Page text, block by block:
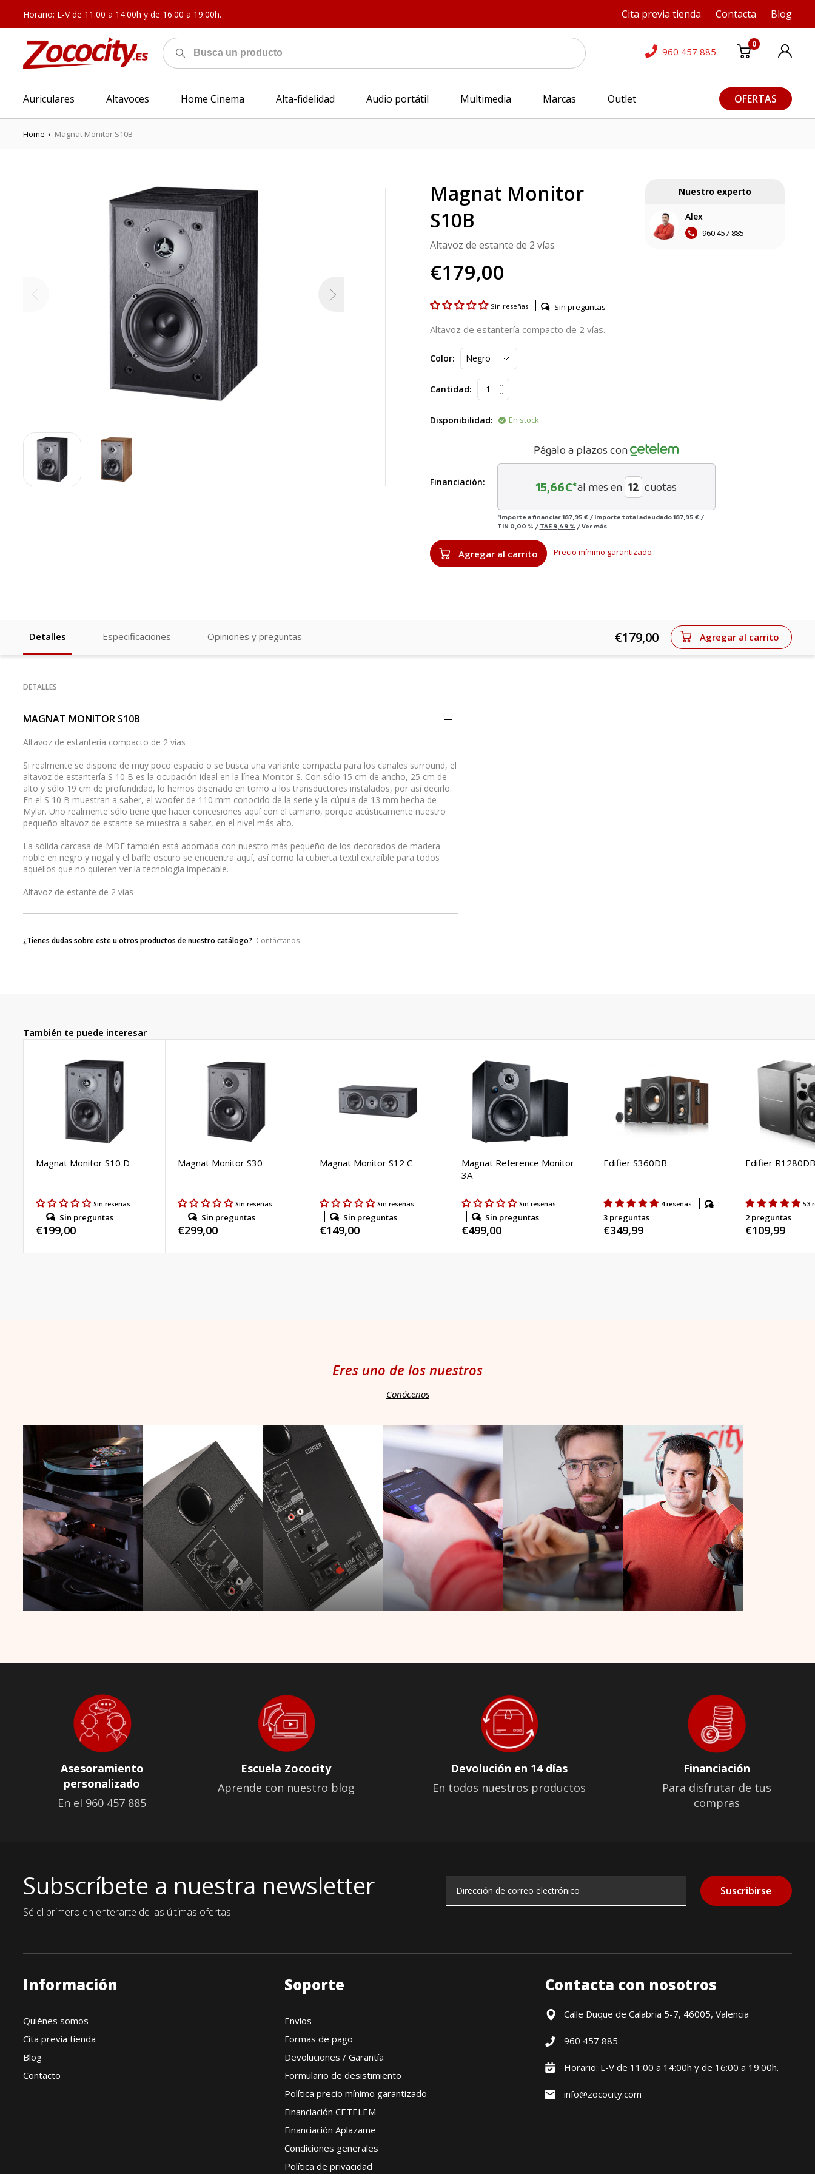
Horario: L-V de 11:00 a 14:00h y de 16:00 a 19:00h. Cita previa tienda Contacta Blog
960 457 885
0
Auriculares Altavoces Home Cinema Alta-fidelidad Audio portátil Multimedia Marcas Outlet OFERTAS
Home › Magnat Monitor S10B
Magnat Monitor
S10B
Altavoz de estante de 2 vías
€179,00
Nuestro experto
Alex
960 457 885
Sin reseñas Sin preguntas
Altavoz de estantería compacto de 2 vías.
Color:
Cantidad:
Disponibilidad: En stock
Financiación:
Págalo a plazos con
15,66€*al mes en cuotas
*Importe a financiar187,95 € / Importe total adeudado187,95 €/
TIN 0,00 % / TAE 9,49 % /Ver más
Agregar al carrito Precio mínimo garantizado
Detalles Especificaciones Opiniones y preguntas €179,00 Agregar al carrito
DETALLES
MAGNAT MONITOR S10B
Altavoz de estantería compacto de 2 vías
Si realmente se dispone de muy poco espacio o se busca una variante compacta para los canales surround, el
altavoz de estantería S 10 B es la ocupación ideal en la línea Monitor S. Con sólo 15 cm de ancho, 25 cm de
alto y sólo 19 cm de profundidad, lo hemos diseñado en torno a los transductores instalados, por así decirlo.
En el S 10 B muestran a saber, el woofer de 110 mm conocido de la serie y la cúpula de 13 mm hecha de
Mylar. Uno realmente sólo tiene que hacer concesiones aquí con el tamaño, porque acústicamente nuestro
pequeño altavoz de estante se muestra a saber, en el nivel más alto.
La sólida carcasa de MDF también está adornada con nuestro más pequeño de los decorados de madera
noble en negro y nogal y el bafle oscuro se encuentra aquí, así como la cubierta textil extraíble para todos
aquellos que no quieren ver la tecnología impecable.
Altavoz de estante de 2 vías
¿Tienes dudas sobre este u otros productos de nuestro catálogo? Contáctanos
También te puede interesar
Magnat Monitor S10 D
Sin reseñas
Sin preguntas
Precio
€199,00
Magnat Monitor S30
Sin reseñas
Sin preguntas
Precio
€299,00
Magnat Monitor S12 C
Sin reseñas
Sin preguntas
Precio
€149,00
Magnat Reference Monitor
3A
Sin reseñas
Sin preguntas
Precio
€499,00
Edifier S360DB
4 reseñas
3 preguntas
Precio
€349,99
Edifier R1280DB
53
2 preguntas
Precio
€109,99
Eres uno de los nuestros
Conócenos
Asesoramiento
personalizado
En el 960 457 885
Escuela Zococity
Aprende con nuestro blog
Devolución en 14 días
En todos nuestros productos
Financiación
Para disfrutar de tus
compras
Subscríbete a nuestra newsletter
Sé el primero en enterarte de las últimas ofertas.
Suscribirse
Información
Quiénes somos
Cita previa tienda
Blog
Contacto
Soporte
Envíos
Formas de pago
Devoluciones / Garantía
Formulario de desistimiento
Política precio mínimo garantizado
Financiación CETELEM
Financiación Aplazame
Condiciones generales
Política de privacidad
Contacta con nosotros
Calle Duque de Calabria 5-7, 46005, Valencia
960 457 885
Horario: L-V de 11:00 a 14:00h y de 16:00 a 19:00h.
info@zococity.com